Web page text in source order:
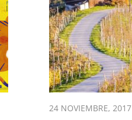
24 NOVIEMBRE, 2017